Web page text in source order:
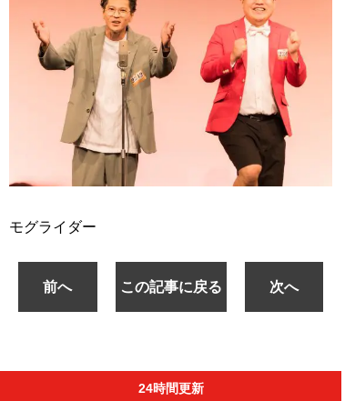
モグライダー
前へ この記事に戻る 次へ
24時間更新